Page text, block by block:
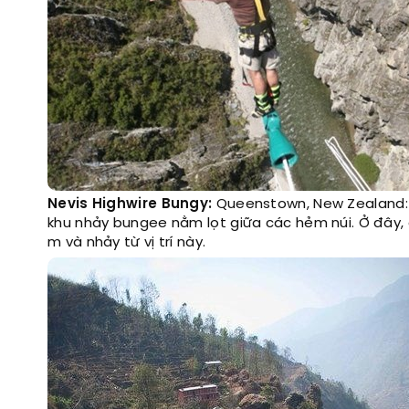
Nevis Highwire Bungy: Queenstown, New
khu nhảy bungee nằm lọt giữa các hẻm núi. Ở
m và nhảy từ vị trí này.